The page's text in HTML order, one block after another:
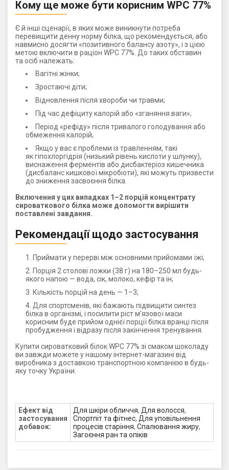
Кому ще може бути корисним WPC 77%
Є й інші сценарії, в яких може виникнути потреба
перевищити денну норму білка, що рекомендується, або
навмисно досягти «позитивного балансу азоту», і з цією
метою включити в раціон WPC 77%. До таких обставин
та осіб належать:
Вагітні жінки;
Зростаючі діти;
Відновлення після хвороби чи травми;
Під час дефіциту калорій або «зганяння ваги»;
Період «рефіду» після тривалого голодування або
обмеження калорій;
Якщо у вас є проблеми із травленням, такі
як гіпохлоргідрія (низький рівень кислоти у шлунку),
виснаження ферментів або дисбактеріоз кишечника
(дисбаланс кишкової мікробіоти), які можуть призвести
до зниження засвоєння білка.
Включення у цих випадках 1–2 порцій концентрату
сироваткового білка може допомогти вирішити
поставлені завдання.
Рекомендації щодо застосування
Приймати у перерві між основними прийомами їжі;
Порція 2 столові ложки (38 г) на 180–250 мл будь-
якого напою — вода, сік, молоко, кефір та ін;
Кількість порцій на день — 1–3;
Для спортсменів, які бажають підвищити синтез
білка в організмі, і посилити ріст м’язової маси
корисним буде прийом однієї порції білка вранці після
пробудження і відразу після закінчення тренування.
Купити сироватковий білок WPC 77% зі смаком шоколаду
ви завжди можете у нашому інтернет-магазині від
виробника з доставкою транспортною компанією в будь-
яку точку України.
Ефект від
застосування
добавок:
Для шкіри обличчя, Для волосся,
Спортпіт та фітнес, Для уповільнення
процесів старіння, Спалювання жиру,
Загоєння ран та опіків